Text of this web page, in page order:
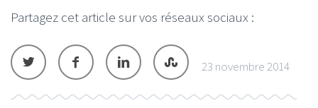
Partagez cet article sur vos réseaux sociaux :
23 novembre 2014